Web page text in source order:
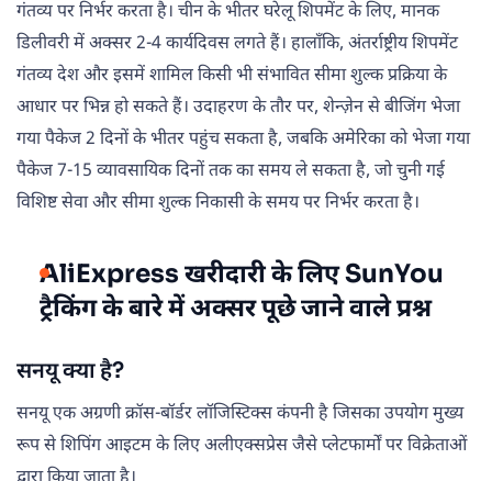
गंतव्य पर निर्भर करता है। चीन के भीतर घरेलू शिपमेंट के लिए, मानक
डिलीवरी में अक्सर 2-4 कार्यदिवस लगते हैं। हालाँकि, अंतर्राष्ट्रीय शिपमेंट
गंतव्य देश और इसमें शामिल किसी भी संभावित सीमा शुल्क प्रक्रिया के
आधार पर भिन्न हो सकते हैं। उदाहरण के तौर पर, शेन्ज़ेन से बीजिंग भेजा
गया पैकेज 2 दिनों के भीतर पहुंच सकता है, जबकि अमेरिका को भेजा गया
पैकेज 7-15 व्यावसायिक दिनों तक का समय ले सकता है, जो चुनी गई
विशिष्ट सेवा और सीमा शुल्क निकासी के समय पर निर्भर करता है।
AliExpress खरीदारी के लिए SunYou
ट्रैकिंग के बारे में अक्सर पूछे जाने वाले प्रश्न
सनयू क्या है?
सनयू एक अग्रणी क्रॉस-बॉर्डर लॉजिस्टिक्स कंपनी है जिसका उपयोग मुख्य
रूप से शिपिंग आइटम के लिए अलीएक्सप्रेस जैसे प्लेटफार्मों पर विक्रेताओं